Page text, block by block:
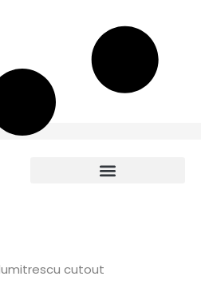
Lost your password?
Sign in